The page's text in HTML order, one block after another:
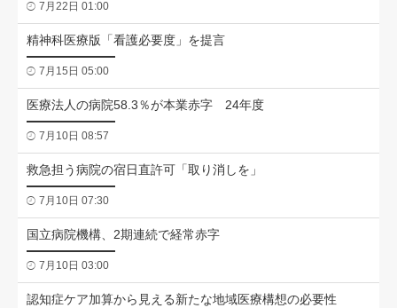
7月22日 01:00
精神科医療版「看護必要度」を提言
7月15日 05:00
医療法人の病院58.3％が本業赤字 24年度
7月10日 08:57
救急担う病院の宿日直許可「取り消しを」
7月10日 07:30
国立病院機構、2期連続で経常赤字
7月10日 03:00
認知症ケア加算から見える新たな地域医療構想の必要性